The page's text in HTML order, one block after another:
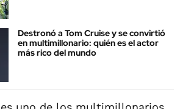
Destronó a Tom Cruise y se convirtió
en multimillonario: quién es el actor
más rico del mundo